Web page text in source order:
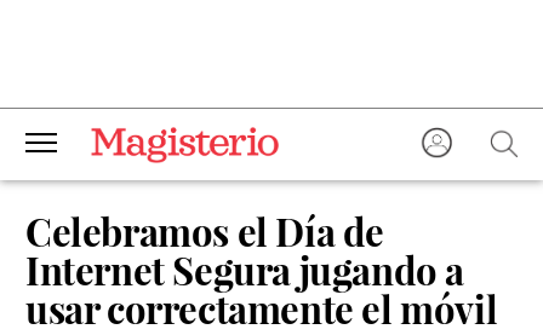
Celebramos el Día de
Internet Segura jugando a
usar correctamente el móvil